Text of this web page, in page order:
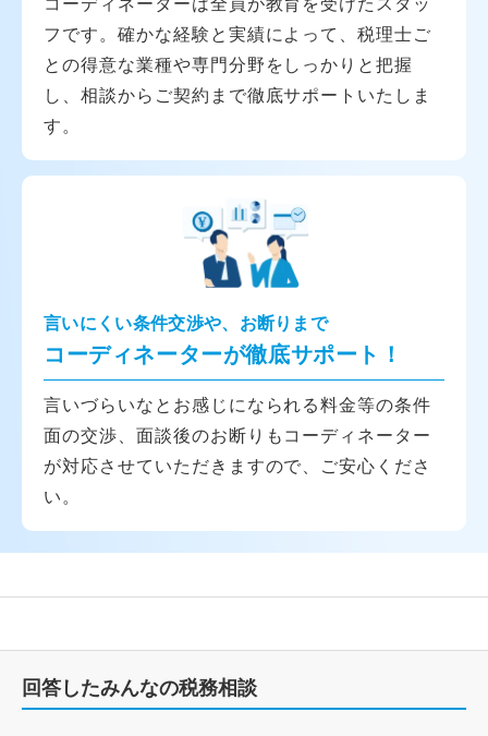
フです。確かな経験と実績によって、税理士ご
との得意な業種や専門分野をしっかりと把握
し、相談からご契約まで徹底サポートいたしま
す。
言いにくい条件交渉や、お断りまで
コーディネーターが徹底サポート！
言いづらいなとお感じになられる料金等の条件
面の交渉、面談後のお断りもコーディネーター
が対応させていただきますので、ご安心くださ
い。
回答したみんなの税務相談